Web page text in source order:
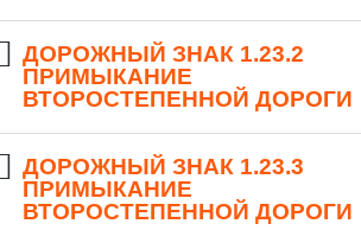
ДОРОЖНЫЙ ЗНАК 1.23.2
ПРИМЫКАНИЕ
ВТОРОСТЕПЕННОЙ ДОРОГИ
ДОРОЖНЫЙ ЗНАК 1.23.3
ПРИМЫКАНИЕ
ВТОРОСТЕПЕННОЙ ДОРОГИ